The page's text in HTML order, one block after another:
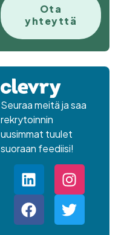
Ota
yhteyttä
Seuraa meitä ja saa
rekrytoinnin
uusimmat tuulet
suoraan feediisi!